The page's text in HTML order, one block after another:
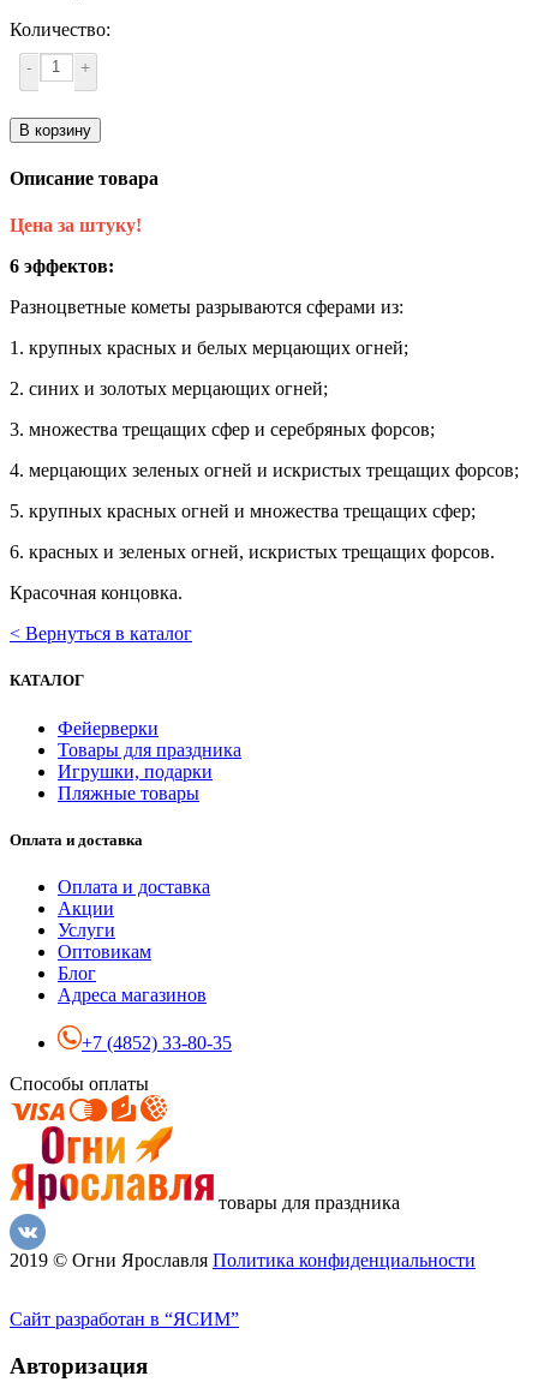
Количество:
- +
В корзину
Описание товара
Цена за штуку!
6 эффектов:
Разноцветные кометы разрываются сферами из:
1. крупных красных и белых мерцающих огней;
2. синих и золотых мерцающих огней;
3. множества трещащих сфер и серебряных форсов;
4. мерцающих зеленых огней и искристых трещащих форсов;
5. крупных красных огней и множества трещащих сфер;
6. красных и зеленых огней, искристых трещащих форсов.
Красочная концовка.
< Вернуться в каталог
КАТАЛОГ
Фейерверки
Товары для праздника
Игрушки, подарки
Пляжные товары
Оплата и доставка
Оплата и доставка
Акции
Услуги
Оптовикам
Блог
Адреса магазинов
+7 (4852) 33-80-35
Способы оплаты
товары для праздника
2019 © Огни Ярославля Политика конфиденциальности
Сайт разработан в “ЯСИМ”
Авторизация